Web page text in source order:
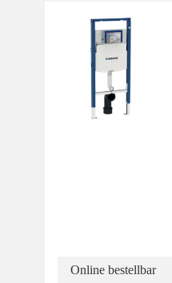
Online bestellbar